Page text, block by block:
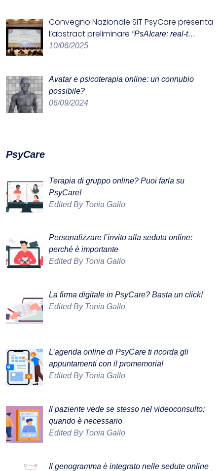
Convegno Nazionale SIT PsyCare presenta
l’abstract preliminare “PsAIcare: real-t…
10/06/2025
Avatar e psicoterapia online: un connubio
possibile?
06/09/2024
PsyCare
Terapia di gruppo online? Puoi farla su
PsyCare!
Edited By Tonia Gallo
Personalizzare l’invito alla seduta online:
perché è importante
Edited By Tonia Gallo
La firma digitale in PsyCare? Basta un click!
Edited By Tonia Gallo
L’agenda online di PsyCare ti ricorda gli
appuntamenti con il promemoria!
Edited By Tonia Gallo
Il paziente vede se stesso nel videoconsulto:
quando è necessario
Edited By Tonia Gallo
Il genogramma è integrato nelle sedute online